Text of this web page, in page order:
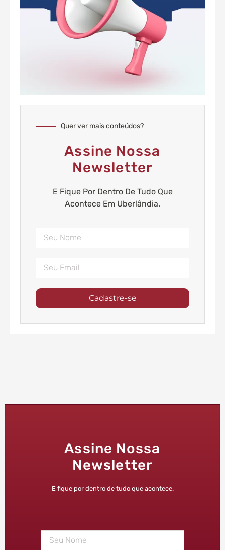
Quer ver mais conteúdos?
Assine Nossa
Newsletter
E Fique Por Dentro De Tudo Que
Acontece Em Uberlândia.
Cadastre-se
Assine Nossa
Newsletter
E fique por dentro de tudo que acontece.